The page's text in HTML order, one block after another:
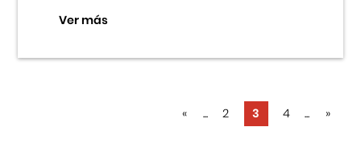
Ver más
« ... 2 3 4 ... »